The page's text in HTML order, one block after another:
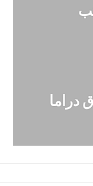
دراما